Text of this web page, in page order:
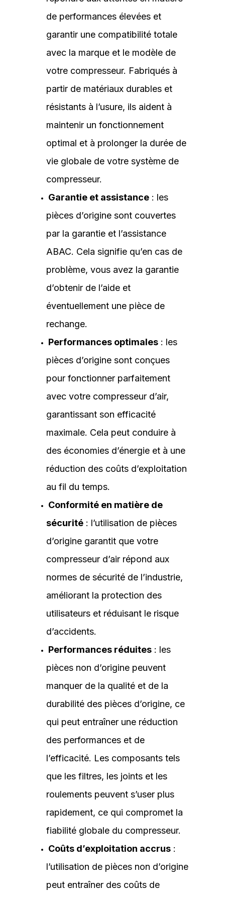
de performances élevées et
garantir une compatibilité totale
avec la marque et le modèle de
votre compresseur. Fabriqués à
partir de matériaux durables et
résistants à l’usure, ils aident à
maintenir un fonctionnement
optimal et à prolonger la durée de
vie globale de votre système de
compresseur.
Garantie et assistance : les
pièces d’origine sont couvertes
par la garantie et l’assistance
ABAC. Cela signifie qu’en cas de
problème, vous avez la garantie
d’obtenir de l’aide et
éventuellement une pièce de
rechange.
Performances optimales : les
pièces d’origine sont conçues
pour fonctionner parfaitement
avec votre compresseur d’air,
garantissant son efficacité
maximale. Cela peut conduire à
des économies d’énergie et à une
réduction des coûts d’exploitation
au fil du temps.
Conformité en matière de
sécurité : l’utilisation de pièces
d’origine garantit que votre
compresseur d’air répond aux
normes de sécurité de l’industrie,
améliorant la protection des
utilisateurs et réduisant le risque
d’accidents.
Performances réduites : les
pièces non d’origine peuvent
manquer de la qualité et de la
durabilité des pièces d’origine, ce
qui peut entraîner une réduction
des performances et de
l’efficacité. Les composants tels
que les filtres, les joints et les
roulements peuvent s’user plus
rapidement, ce qui compromet la
fiabilité globale du compresseur.
Coûts d’exploitation accrus :
l’utilisation de pièces non d’origine
peut entraîner des coûts de